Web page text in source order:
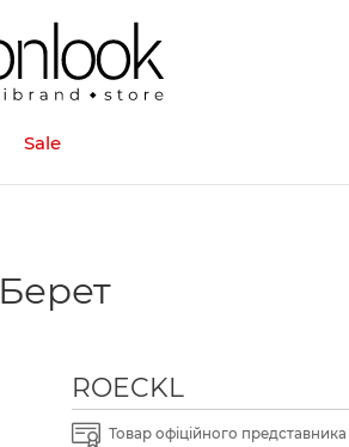
Sale
Берет
ROECKL
Товар офіційного представника